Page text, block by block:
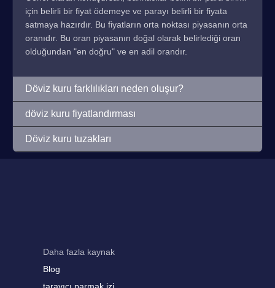
için belirli bir fiyat ödemeye ve parayı belirli bir fiyata
satmaya hazırdır. Bu fiyatların orta noktası piyasanın orta
oranıdır. Bu oran piyasanın doğal olarak belirlediği oran
olduğundan "en doğru" ve en adil orandır.
Döviz kuru farklılıkları neden oluşur?
döviz kuru fiyatlandırması
Döviz kuru tuzakları
Daha fazla kaynak
Blog